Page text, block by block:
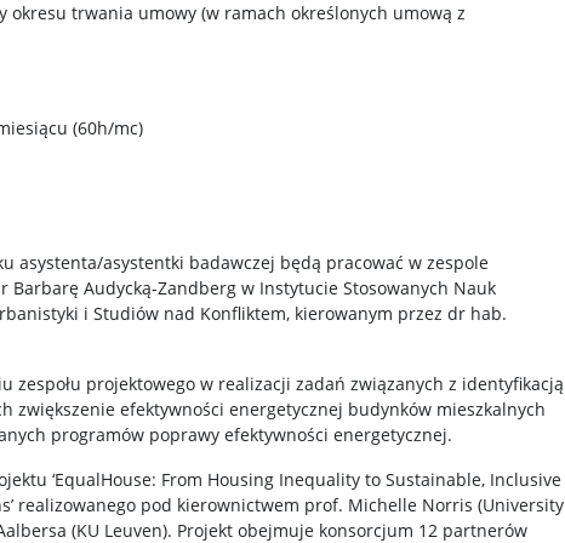
okresu trwania umowy (w ramach określonych umową z
(60h/mc)
asystenta/asystentki badawczej będą pracować w zespole
Barbarę Audycką-Zandberg w Instytucie Stosowanych Nauk
i Studiów nad Konfliktem, kierowanym przez dr hab.
zespołu projektowego w realizacji zadań związanych z identyfikacją
zwiększenie efektywności energetycznej budynków mieszkalnych
programów poprawy efektywności energetycznej.
‘EqualHouse: From Housing Inequality to Sustainable, Inclusive
realizowanego pod kierownictwem prof. Michelle Norris (University
(KU Leuven). Projekt obejmuje konsorcjum 12 partnerów